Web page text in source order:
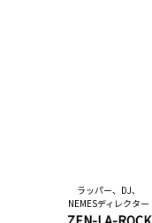
ラッパー、DJ、
NEMESディレクター